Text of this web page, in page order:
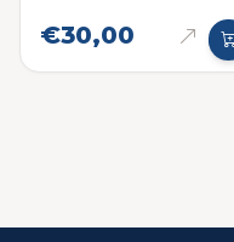
€30,00